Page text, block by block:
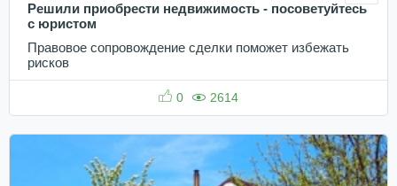
Решили приобрести недвижимость - посоветуйтесь
с юристом
Правовое сопровождение сделки поможет избежать
рисков
0 2614